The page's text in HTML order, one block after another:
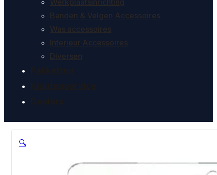
Werkplaatsinrichting
Banden & Velgen Accessoires
Was accessoires
Interieur Accessoires
Diversen
🔍